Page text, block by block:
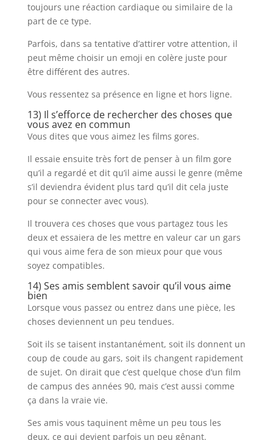
toujours une réaction cardiaque ou similaire de la
part de ce type.
Parfois, dans sa tentative d’attirer votre attention, il
peut même choisir un emoji en colère juste pour
être différent des autres.
Vous ressentez sa présence en ligne et hors ligne.
13) Il s’efforce de rechercher des choses que
vous avez en commun
Vous dites que vous aimez les films gores.
Il essaie ensuite très fort de penser à un film gore
qu’il a regardé et dit qu’il aime aussi le genre (même
s’il deviendra évident plus tard qu’il dit cela juste
pour se connecter avec vous).
Il trouvera ces choses que vous partagez tous les
deux et essaiera de les mettre en valeur car un gars
qui vous aime fera de son mieux pour que vous
soyez compatibles.
14) Ses amis semblent savoir qu’il vous aime
bien
Lorsque vous passez ou entrez dans une pièce, les
choses deviennent un peu tendues.
Soit ils se taisent instantanément, soit ils donnent un
coup de coude au gars, soit ils changent rapidement
de sujet. On dirait que c’est quelque chose d’un film
de campus des années 90, mais c’est aussi comme
ça dans la vraie vie.
Ses amis vous taquinent même un peu tous les
deux, ce qui devient parfois un peu gênant.